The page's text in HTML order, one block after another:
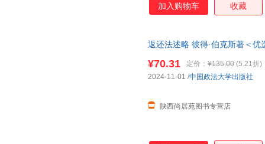
加入购物车 收藏
返还法述略 彼得·伯克斯著＜优
¥70.31 定价： ¥135.00 (5.21折)
陕西尚居苑图书专营店
2024-11-01 /中国政法大学出版社